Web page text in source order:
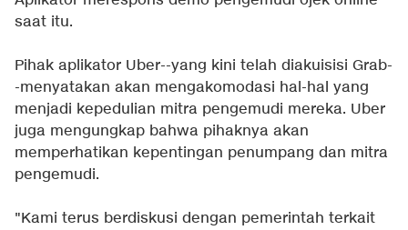
saat itu.
Pihak aplikator Uber--yang kini telah diakuisisi Grab-
-menyatakan akan mengakomodasi hal-hal yang
menjadi kepedulian mitra pengemudi mereka. Uber
juga mengungkap bahwa pihaknya akan
memperhatikan kepentingan penumpang dan mitra
pengemudi.
"Kami terus berdiskusi dengan pemerintah terkait